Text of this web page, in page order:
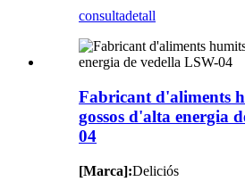
consultadetall
Fabricant d'aliments
gossos d'alta energia
04
[Marca]:Deliciós